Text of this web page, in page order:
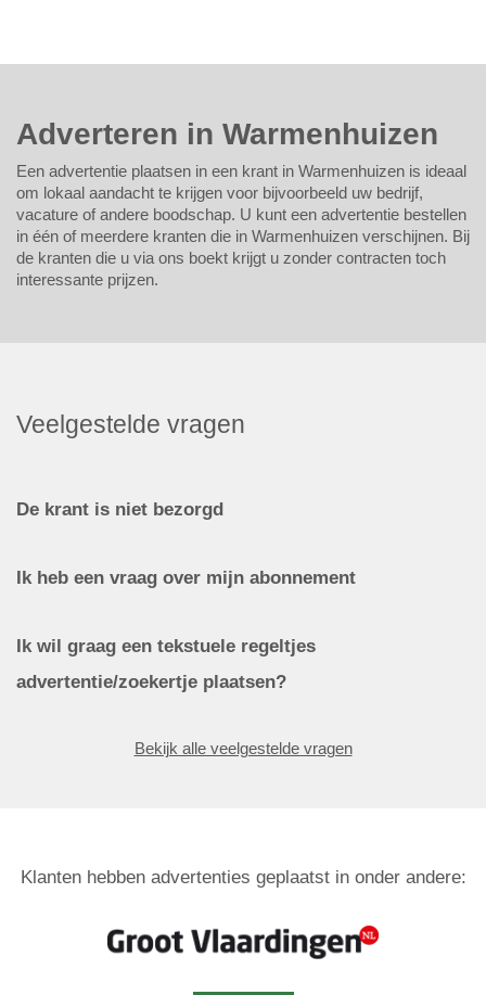
Adverteren in Warmenhuizen
Een advertentie plaatsen in een krant in Warmenhuizen is ideaal
om lokaal aandacht te krijgen voor bijvoorbeeld uw bedrijf,
vacature of andere boodschap. U kunt een advertentie bestellen
in één of meerdere kranten die in Warmenhuizen verschijnen. Bij
de kranten die u via ons boekt krijgt u zonder contracten toch
interessante prijzen.
Veelgestelde vragen
De krant is niet bezorgd
Ik heb een vraag over mijn abonnement
Ik wil graag een tekstuele regeltjes
advertentie/zoekertje plaatsen?
Bekijk alle veelgestelde vragen
Klanten hebben advertenties geplaatst in onder andere: